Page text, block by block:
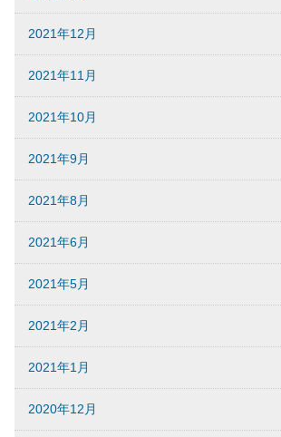
2021年12月
2021年11月
2021年10月
2021年9月
2021年8月
2021年6月
2021年5月
2021年2月
2021年1月
2020年12月